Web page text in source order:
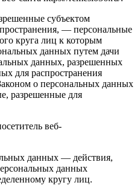
субъектом
— персональные
круга лиц к которым
данных путем дачи
данных, разрешенных
для распространения
о персональных данных
разрешенные для
веб-
данных — действия,
данных
кругу лиц.